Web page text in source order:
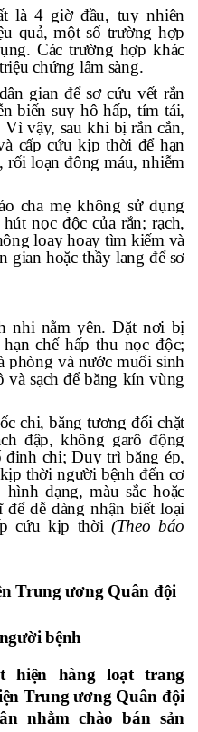
là 4 giờ đầu, tuy nhiên
quả, một số trường hợp
Các trường hợp khác
chứng lâm sàng.
gian để sơ cứu vết rắn
biến suy hô hấp, tím tái,
vậy, sau khi bị rắn cắn,
cấp cứu kịp thời để hạn
rối loạn đông máu, nhiễm
cha mẹ không sử dụng
nọc độc của rắn; rạch,
loay hoay tìm kiếm và
gian hoặc thầy lang để sơ
nhi nằm yên. Đặt nơi bị
chế hấp thu nọc độc;
phòng và nước muối sinh
sạch để băng kín vùng
chi, băng tương đối chặt
đập, không garô động
định chi; Duy trì băng ép,
thời người bệnh đến cơ
dạng, màu sắc hoặc
để dễ dàng nhận biết loại
cứu kịp thời (Theo báo
Trung ương Quân đội
bệnh
hiện hàng loạt trang
Trung ương Quân đội
nhằm chào bán sản